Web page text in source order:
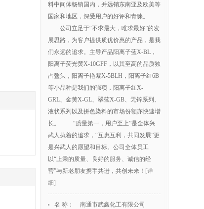
料中间体畅销国内，并远销东南亚及欧美等
国家和地区，深受用户的好评和青睐。
公司立足于“不求最大，唯求最好”的发
展思路，为客户提供质优价惠的产品，是我
们永远的追求。主导产品阳离子蓝X-BL，
阳离子荧光黄X-10GFF，以其至高的品质独
占鳌头，阳离子艳紫X-5BLH，阳离子红6B
等小品种是我们的强项，阳离子红X-
GRL、金黄X-GL、翠蓝X-GB、无锌系列、
液状系列以及拼色染料的市场份额亦快速增
长。 “质量第一，用户至上”是全体兴
武人执着的追求，“互惠互利，共同发展”更
是兴武人的愿望和目标。公司全体员工
以“上乘的质量、良好的服务、诚信的经
营”与新老朋友携手共进，共创未来！ [详
细]
名 称： 南通市武鑫化工有限公司